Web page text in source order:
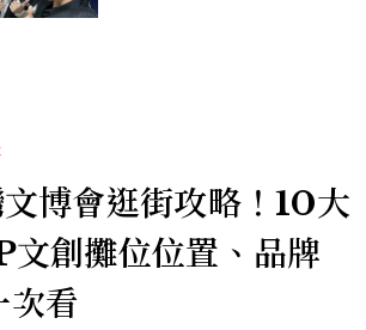
博會逛街攻略！10大
文創攤位位置、品牌
次看